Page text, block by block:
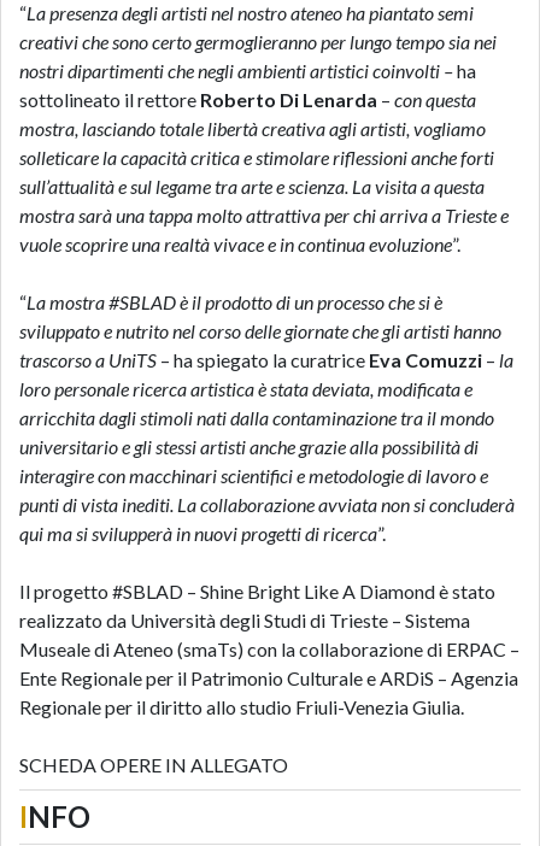
“La presenza degli artisti nel nostro ateneo ha piantato semi
creativi che sono certo germoglieranno per lungo tempo sia nei
nostri dipartimenti che negli ambienti artistici coinvolti –ha
sottolineato il rettore Roberto Di Lenarda – con questa
mostra, lasciando totale libertà creativa agli artisti, vogliamo
solleticare la capacità critica e stimolare riflessioni anche forti
sull’attualità e sul legame tra arte e scienza. La visita a questa
mostra sarà una tappa molto attrattiva per chi arriva a Trieste e
vuole scoprire una realtà vivace e in continua evoluzione”.
“La mostra #SBLAD è il prodotto di un processo che si è
sviluppato e nutrito nel corso delle giornate che gli artisti hanno
trascorso a UniTS – ha spiegato la curatrice Eva Comuzzi – la
loro personale ricerca artistica è stata deviata, modificata e
arricchita dagli stimoli nati dalla contaminazione tra il mondo
universitario e gli stessi artisti anche grazie alla possibilità di
interagire con macchinari scientifici e metodologie di lavoro e
punti di vista inediti. La collaborazione avviata non si concluderà
qui ma si svilupperà in nuovi progetti di ricerca”.
Il progetto #SBLAD – Shine Bright Like A Diamond è stato
realizzato da Università degli Studi di Trieste – Sistema
Museale di Ateneo (smaTs) con la collaborazione di ERPAC –
Ente Regionale per il Patrimonio Culturale e ARDiS – Agenzia
Regionale per il diritto allo studio Friuli-Venezia Giulia.
SCHEDA OPERE IN ALLEGATO
INFO